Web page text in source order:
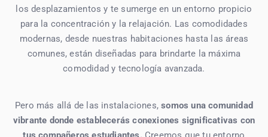
los desplazamientos y te sumerge en un entorno propicio
para la concentración y la relajación. Las comodidades
modernas, desde nuestras habitaciones hasta las áreas
comunes, están diseñadas para brindarte la máxima
comodidad y tecnología avanzada.
Pero más allá de las instalaciones,somos una comunidad
vibrante donde establecerás conexiones significativas con